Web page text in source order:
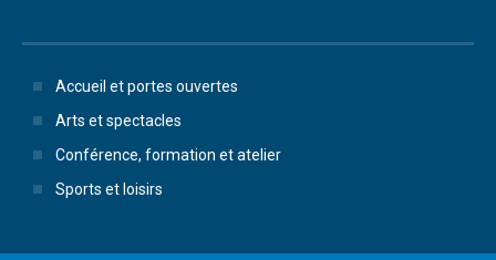
Accueil et portes ouvertes
Arts et spectacles
Conférence, formation et atelier
Sports et loisirs